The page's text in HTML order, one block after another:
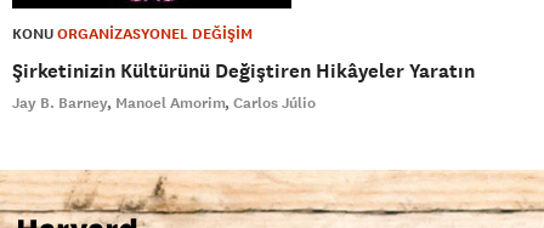
KONUORGANİZASYONEL DEĞİŞİM
Şirketinizin Kültürünü Değiştiren Hikâyeler Yaratın
Jay B. Barney Manoel Amorim Carlos Júlio